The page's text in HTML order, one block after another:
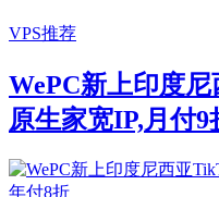
VPS推荐
WePC新上印度
原生家宽IP,月付9